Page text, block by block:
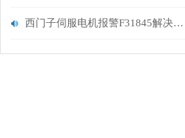
西门子伺服电机报警F31845解决方法